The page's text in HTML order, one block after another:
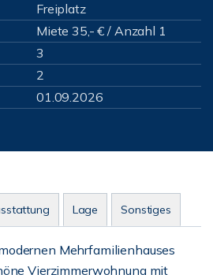
Freiplatz
Miete 35,- € / Anzahl 1
3
2
01.09.2026
Lage Sonstiges
Mehrfamilienhauses
Vierzimmerwohnung mit